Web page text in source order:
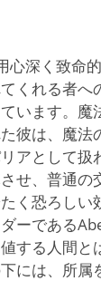
心深く致命
くれる者へ
います。魔
彼は、魔法
アとして扱
せ、普通の
く恐ろしい
ーである
する人間
には、所属